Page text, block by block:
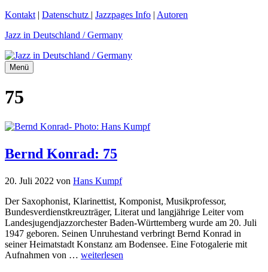
Zum
springen
Kontakt | Datenschutz | Jazzpages Info | Autoren
Jazz in Deutschland / Germany
Menü
75
Bernd Konrad: 75
20. Juli 2022 von Hans Kumpf
Der Saxophonist, Klarinettist, Komponist, Musikprofessor,
Bundesverdienstkreuzträger, Literat und langjährige Leiter vom
Landesjugendjazzorchester Baden-Württemberg wurde am 20. Juli
1947 geboren. Seinen Unruhestand verbringt Bernd Konrad in
seiner Heimatstadt Konstanz am Bodensee. Eine Fotogalerie mit
Aufnahmen von … weiterlesen